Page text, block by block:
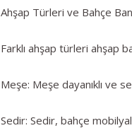
Ahşap Türleri ve Bahçe
Farklı ahşap türleri ahşap
Meşe: Meşe dayanıklı ve
Sedir: Sedir, bahçe